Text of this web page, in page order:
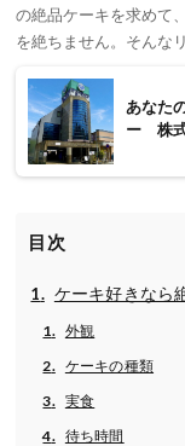
の絶品ケーキを求めて
を絶ちません。そんな
あなた
ー 株式
目次
ケーキ好きなら
外観
ケーキの種類
実食
待ち時間